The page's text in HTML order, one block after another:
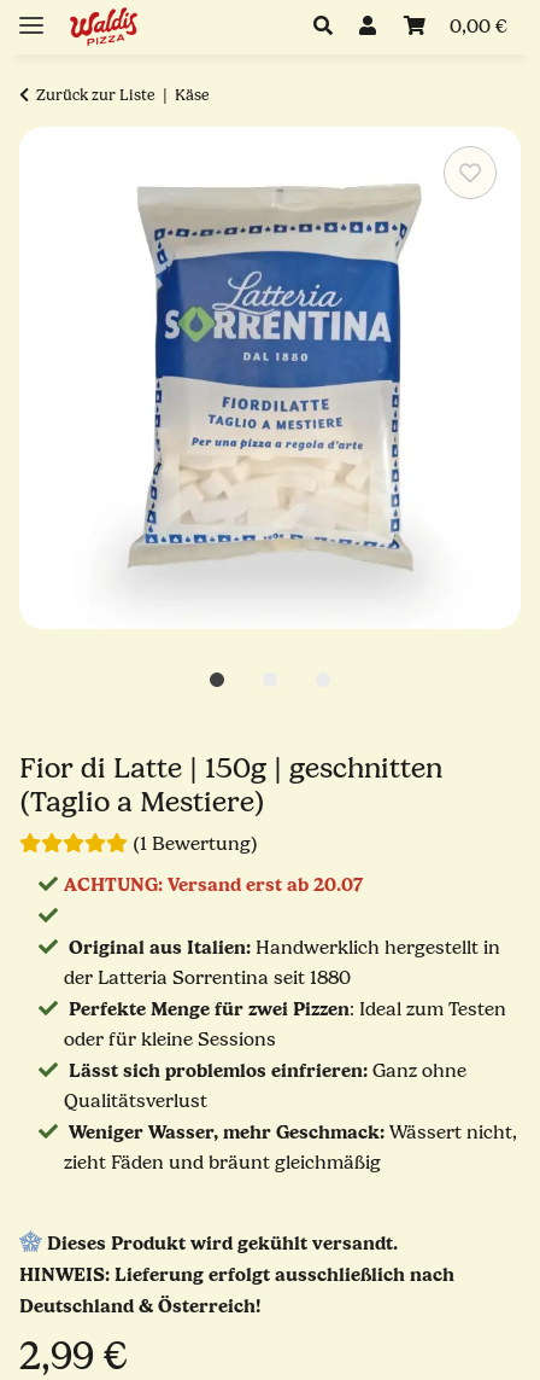
0,00 €
Zurück zur Liste Käse
Fior di Latte | 150g | geschnitten
(Taglio a Mestiere)
(1 Bewertung)
ACHTUNG: Versand erst ab 20.07
Original aus Italien:Handwerklich hergestellt in
der Latteria Sorrentina seit 1880
Perfekte Menge für zwei Pizzen: Ideal zum Testen
oder für kleine Sessions
Lässt sich problemlos einfrieren:Ganz ohne
Qualitätsverlust
Weniger Wasser, mehr Geschmack: Wässert nicht,
zieht Fäden und bräunt gleichmäßig
Dieses Produkt wird gekühlt versandt.
HINWEIS: Lieferung erfolgt ausschließlich nach
Deutschland & Österreich!
2,99 €